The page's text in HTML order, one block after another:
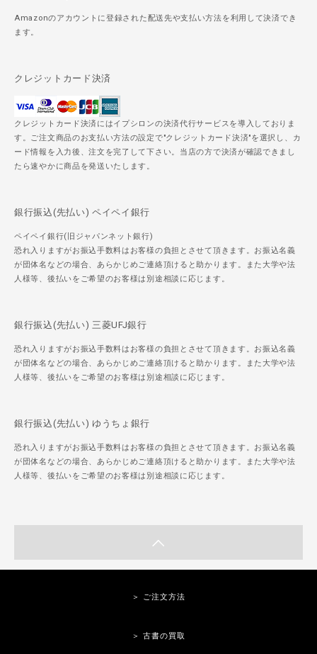
Amazonのアカウントに登録された配送先や支払い方法を利用して決済でき
ます。
クレジットカード決済
クレジットカード決済にはイプシロンの決済代行サービスを導入しておりま
す。ご注文商品のお支払い方法の設定で"クレジットカード決済"を選択し、カ
ード情報を入力後、注文を完了して下さい。当店の方で決済が確認できまし
たら速やかに商品を発送いたします。
銀行振込(先払い) ペイペイ銀行
ペイペイ銀行(旧ジャパンネット銀行)
恐れ入りますがお振込手数料はお客様の負担とさせて頂きます。お振込名義
が団体名などの場合、あらかじめご連絡頂けると助かります。また大学や法
人様等、後払いをご希望のお客様は別途相談に応じます。
銀行振込(先払い) 三菱UFJ銀行
恐れ入りますがお振込手数料はお客様の負担とさせて頂きます。お振込名義
が団体名などの場合、あらかじめご連絡頂けると助かります。また大学や法
人様等、後払いをご希望のお客様は別途相談に応じます。
銀行振込(先払い) ゆうちょ銀行
恐れ入りますがお振込手数料はお客様の負担とさせて頂きます。お振込名義
が団体名などの場合、あらかじめご連絡頂けると助かります。また大学や法
人様等、後払いをご希望のお客様は別途相談に応じます。
＞ ご注文方法
＞ 古書の買取